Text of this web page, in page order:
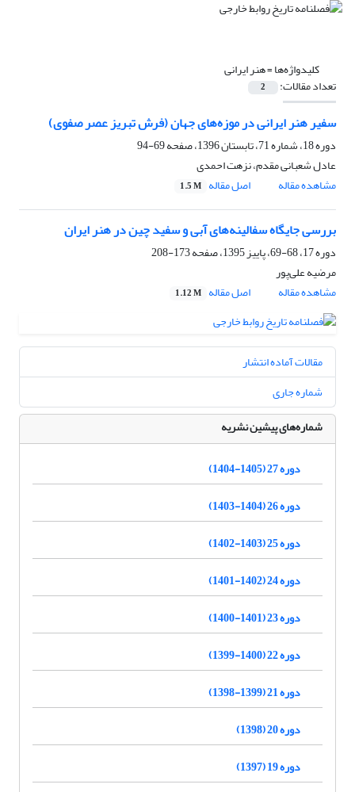
کلیدواژه‌ها =هنر ایرانی
تعداد مقالات: 2
سفیر هنر ایرانی در موزه‌های جهان (فرش تبریز عصر صفوی)
دوره 18، شماره 71، تابستان 1396، صفحه
69-94
عادل شعبانی مقدم، نزهت احمدی
مشاهده مقاله
اصل مقاله 1.5 M
بررسی جایگاه سفالینه‌های آبی و سفید چین در هنر ایران
دوره 17، 68-69، پاییز 1395، صفحه
173-208
مرضیه علی‌پور
مشاهده مقاله
اصل مقاله 1.12 M
مقالات آماده انتشار
شماره جاری
شماره‌های پیشین نشریه
دوره 27 (1405-1404)
دوره 26 (1404-1403)
دوره 25 (1403-1402)
دوره 24 (1402-1401)
دوره 23 (1401-1400)
دوره 22 (1400-1399)
دوره 21 (1399-1398)
دوره 20 (1398)
دوره 19 (1397)